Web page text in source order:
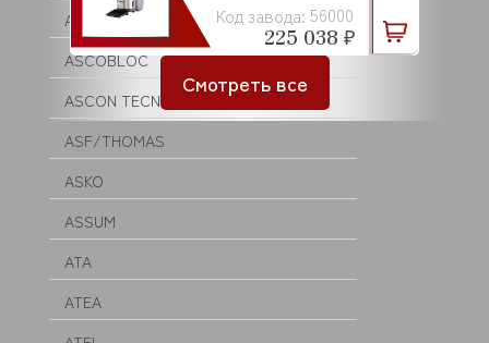
ASCO
ASCOBLOC
ASCON TECNOLOGIC
ASF/THOMAS
ASKO
ASSUM
ATA
ATEA
Код завода: 56000
225 038 ₽
Смотреть все